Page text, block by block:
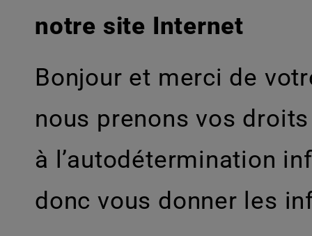
notre site Internet
Bonjour et merci de
nous prenons vos
à l’autodétermination
donc vous donner les